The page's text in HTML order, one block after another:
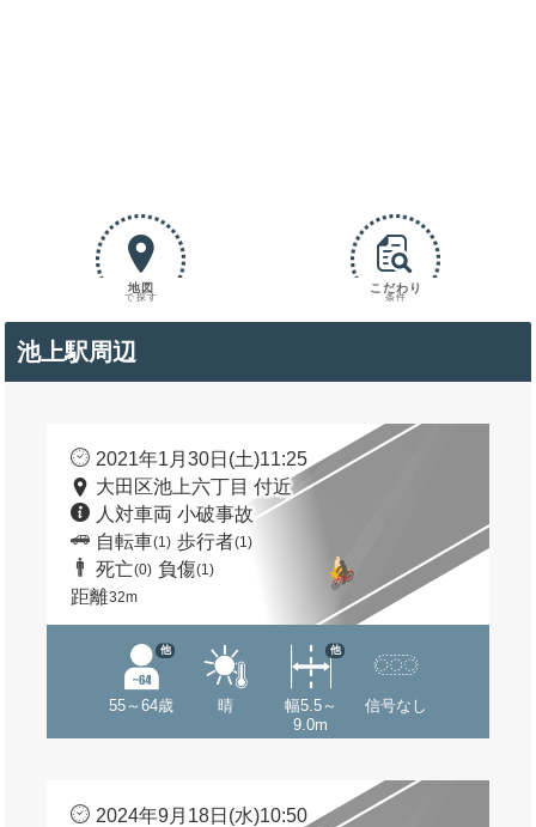
地図
で探す
こだわり
条件
池上駅周辺
2021年1月30日(土)11:25
大田区池上六丁目 付近
人対車両 小破事故
自転車(1) 歩行者(1)
死亡(0) 負傷(1)
距離32m
55～64歳
他
晴
幅5.5～
9.0m
他
信号なし
2024年9月18日(水)10:50